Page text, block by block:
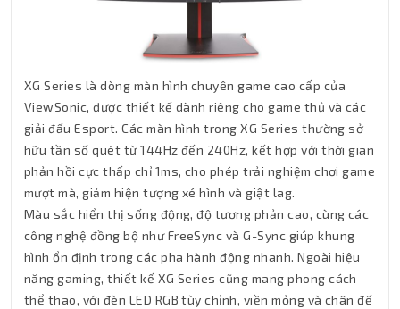
XG Series là dòng màn hình chuyên game cao cấp của
ViewSonic, được thiết kế dành riêng cho game thủ và các
giải đấu Esport. Các màn hình trong XG Series thường sở
hữu tần số quét từ 144Hz đến 240Hz, kết hợp với thời gian
phản hồi cực thấp chỉ 1ms, cho phép trải nghiệm chơi game
mượt mà, giảm hiện tượng xé hình và giật lag.
Màu sắc hiển thị sống động, độ tương phản cao, cùng các
công nghệ đồng bộ như FreeSync và G-Sync giúp khung
hình ổn định trong các pha hành động nhanh. Ngoài hiệu
năng gaming, thiết kế XG Series cũng mang phong cách
thể thao, với đèn LED RGB tùy chỉnh, viền mỏng và chân đế